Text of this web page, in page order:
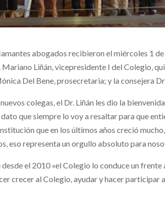
abogados recibieron el miércoles 1
Liñán, vicepresidente I del Colegio,
Del Bene, prosecretaria; y la consejera
colegas, el Dr. Liñán les dio la
que siempre lo voy a resaltar para que
que en los últimos años creció
eso representa un orgullo absoluto para
el 2010 «el Colegio lo conduce un
crecer al Colegio, ayudar y hacer participar